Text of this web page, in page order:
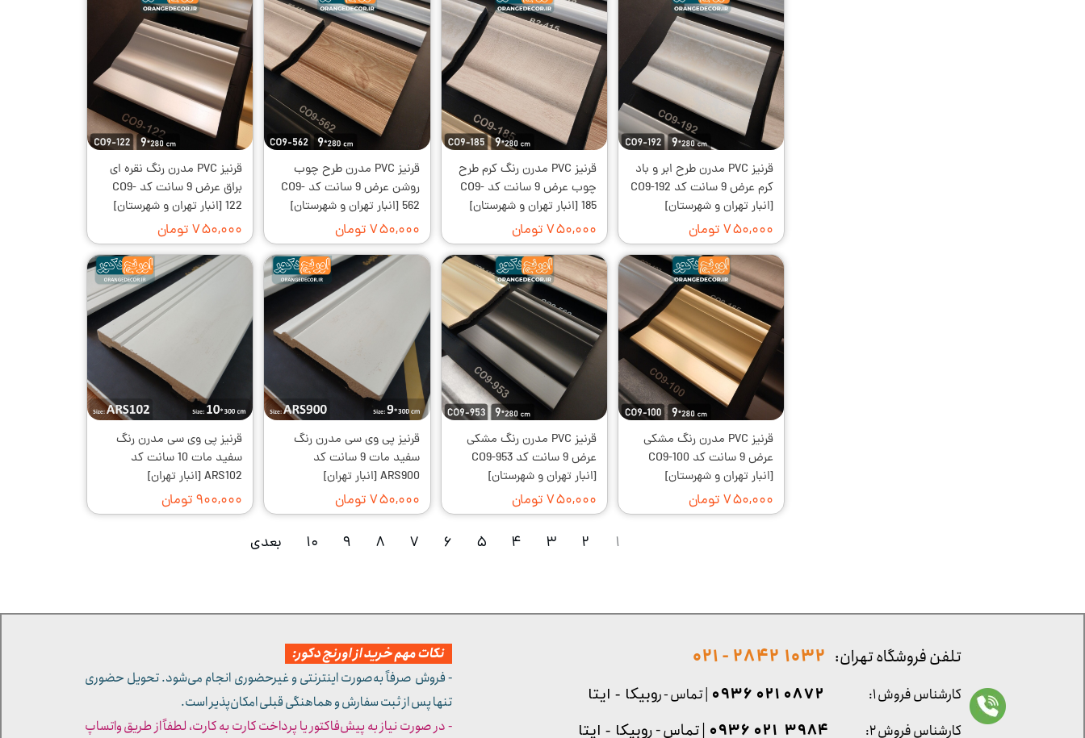
قرنیز PVC مدرن طرح ابر و باد
کرم عرض 9 سانت کد CO9-192
[انبار تهران و شهرستان]
۷۵۰,۰۰۰ تومان
قرنیز PVC مدرن رنگ کرم طرح
چوب عرض 9 سانت کد CO9-
185 [انبار تهران و شهرستان]
۷۵۰,۰۰۰ تومان
قرنیز PVC مدرن طرح چوب
روشن عرض 9 سانت کد CO9-
562 [انبار تهران و شهرستان]
۷۵۰,۰۰۰ تومان
قرنیز PVC مدرن رنگ نقره ای
براق عرض 9 سانت کد CO9-
122 [انبار تهران و شهرستان]
۷۵۰,۰۰۰ تومان
قرنیز PVC مدرن رنگ مشکی
عرض 9 سانت کد CO9-100
[انبار تهران و شهرستان]
۷۵۰,۰۰۰ تومان
قرنیز PVC مدرن رنگ مشکی
عرض 9 سانت کد CO9-953
[انبار تهران و شهرستان]
۷۵۰,۰۰۰ تومان
قرنیز پی وی سی مدرن رنگ
سفید مات 9 سانت کد
ARS900 [انبار تهران]
۷۵۰,۰۰۰ تومان
قرنیز پی وی سی مدرن رنگ
سفید مات 10 سانت کد
ARS102 [انبار تهران]
۹۰۰,۰۰۰ تومان
۱ ۲ ۳ ۴ ۵ ۶ ۷ ۸ ۹ ۱۰ بعدی
تلفن فروشگاه تهران: 1032 2842 - 021
نکات مهم خرید از اورنج دکور:
- فروش صرفاً به‌صورت اینترنتی و غیرحضوری انجام می‌شود. تحویل حضوری
تنها پس از ثبت سفارش و هماهنگی قبلی امکان‌پذیر است.
- در صورت نیاز به پیش‌فاکتور یا پرداخت کارت به کارت، لطفاً از طریق واتساپ
کارشناس فروش ۱: 0872 021 0936 | تماس - روبیکا - ایتا
کارشناس فروش ۲:
۳۹۸۴ ۰۲۱ ۰۹۳۶ | تماس - روبیکا - ایتا